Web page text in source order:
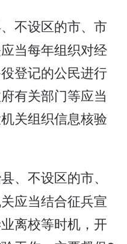
不设区的市、市
当每年组织对经
登记的公民进行
有关部门等应当
关组织信息核验
、不设区的市、
应当结合征兵宣
离校等时机，开